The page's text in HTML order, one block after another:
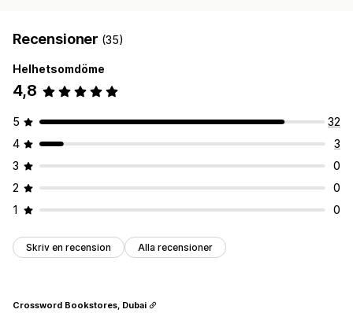
Recensioner (35)
Helhetsomdöme
4,8
5
32
4
3
3
0
2
0
1
0
Skriv en recension Alla recensioner
Crossword Bookstores, Dubai